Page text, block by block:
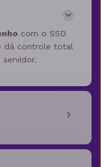
com o SSD
dá controle total